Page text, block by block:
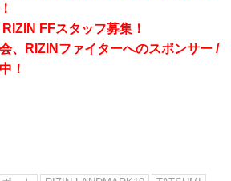
FFスタッフ募集！
、RIZINファイターへのスポンサー /
！